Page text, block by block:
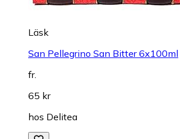
Läsk
San Pellegrino San Bitter 6x100ml
fr.
65 kr
hos Delitea